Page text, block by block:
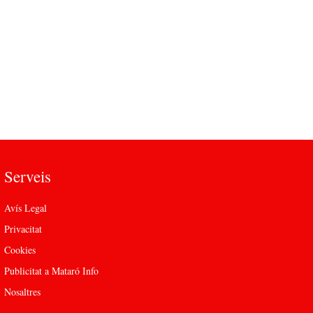
Serveis
Avís Legal
Privacitat
Cookies
Publicitat a Mataró Info
Nosaltres